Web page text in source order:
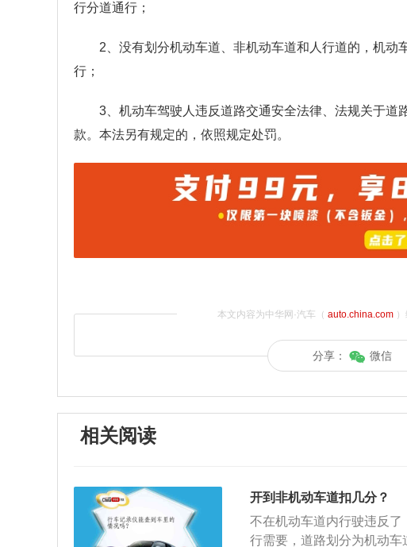
行分道通行；
2、没有划分机动车道、非机动车道和人行道的，机动
行；
3、机动车驾驶人违反道路交通安全法律、法规关于
款。本法另有规定的，依照规定处罚。
本文内容为中华网·汽车（ auto.china.com）
分享： 微信
相关阅读
开到非机动车道扣几分？
不在机动车道内行驶违反
行需要，道路划分为机动